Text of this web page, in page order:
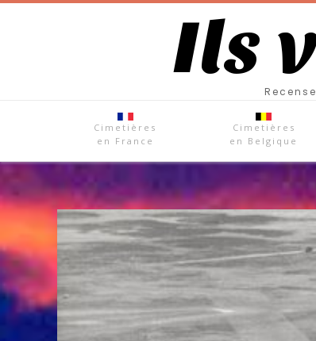
Ils
Cimetières
en France
Cimetières
en Belgique